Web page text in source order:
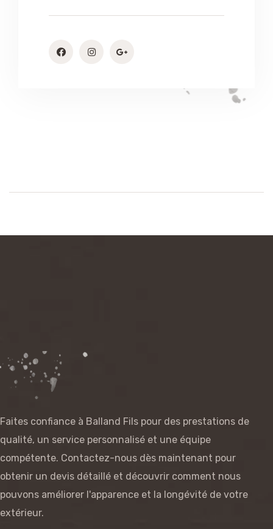
Faites confiance à Balland Fils pour des prestations de
qualité, un service personnalisé et une équipe
compétente. Contactez-nous dès maintenant pour
obtenir un devis détaillé et découvrir comment nous
pouvons améliorer l'apparence et la longévité de votre
extérieur.